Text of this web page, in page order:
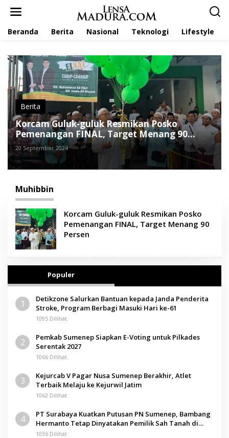
Beranda Berita Nasional Teknologi Lifestyle
Berita
Korcam Guluk-guluk Resmikan Posko
Pemenangan FINAL, Target Menang 90
Persen
20 September 2024
Muhibbin
Korcam Guluk-guluk Resmikan Posko
Pemenangan FINAL, Target Menang 90
Persen
Populer
1
Detikzone Salurkan Bantuan kepada Janda Penderita
Stroke, Program Berbagi Masuki Hari ke-61
1095 Dilihat
2
Pemkab Sumenep Siapkan E-Voting untuk Pilkades
Serentak 2027
1066 Dilihat
3
Kejurcab V Pagar Nusa Sumenep Berakhir, Atlet
Terbaik Melaju ke Kejurwil Jatim
1062 Dilihat
4
PT Surabaya Kuatkan Putusan PN Sumenep, Bambang
Hermanto Tetap Dinyatakan Pemilik Sah Tanah di
Pamolokan
1036 Dilihat